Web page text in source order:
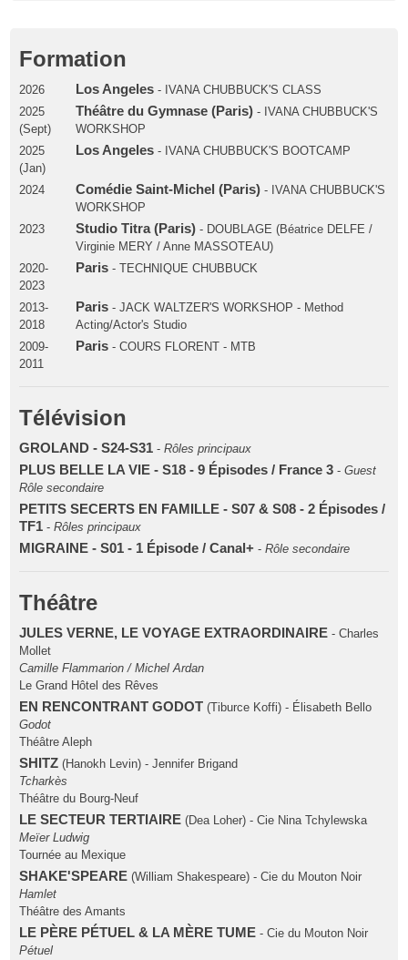
Formation
2026 Los Angeles- IVANA CHUBBUCK'S CLASS
2025
(Sept)
Théâtre du Gymnase (Paris)- IVANA CHUBBUCK'S
WORKSHOP
2025
(Jan)
Los Angeles- IVANA CHUBBUCK'S BOOTCAMP
2024 Comédie Saint-Michel (Paris)- IVANA CHUBBUCK'S
WORKSHOP
2023
Studio Titra (Paris)- DOUBLAGE (Béatrice DELFE /
Virginie MERY / Anne MASSOTEAU)
2020-
2023
Paris- TECHNIQUE CHUBBUCK
2013-
2018
Paris- JACK WALTZER'S WORKSHOP - Method
Acting/Actor's Studio
2009-
2011
Paris- COURS FLORENT - MTB
Télévision
GROLAND - S24-S31 -Rôles principaux
PLUS BELLE LA VIE - S18 - 9 Épisodes / France 3 -Guest
Rôle secondaire
PETITS SECERTS EN FAMILLE - S07 & S08 - 2 Épisodes /
TF1 -Rôles principaux
MIGRAINE - S01 - 1 Épisode / Canal+ -Rôle secondaire
Théâtre
JULES VERNE, LE VOYAGE EXTRAORDINAIRE - Charles
Mollet
Camille Flammarion / Michel Ardan
Le Grand Hôtel des Rêves
EN RENCONTRANT GODOT (Tiburce Koffi) - Élisabeth Bello
Godot
Théâtre Aleph
SHITZ (Hanokh Levin) - Jennifer Brigand
Tcharkès
Théâtre du Bourg-Neuf
LE SECTEUR TERTIAIRE (Dea Loher) - Cie Nina Tchylewska
Meïer Ludwig
Tournée au Mexique
SHAKE'SPEARE (William Shakespeare) - Cie du Mouton Noir
Hamlet
Théâtre des Amants
LE PÈRE PÉTUEL & LA MÈRE TUME - Cie du Mouton Noir
Pétuel